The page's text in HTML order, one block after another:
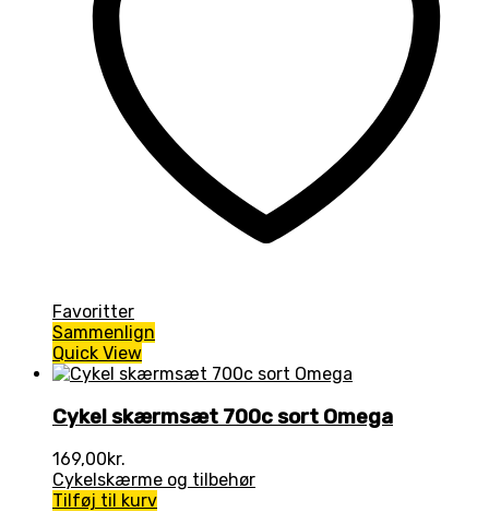
Favoritter
Sammenlign
Quick View
Cykel skærmsæt 700c sort Omega
169,00kr.
Cykelskærme og tilbehør
Tilføj til kurv